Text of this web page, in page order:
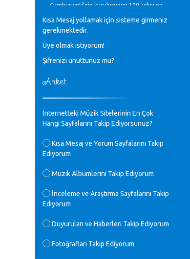
Cumhuriyeti’nin kuruluşunun 100. yılını en
Mavi Nota - 28.10.2023
♪
Müzik Bölümlerinin Eğitim
Gülşah Sargın Kaptaş - 28.10.2023
♪
Mavi Nota - 07.02.2023
♪
30 yıl sonra karşılaşmak çok güzel
Kurtuluş, teveccüh etmişsin çok
verirsen sevinirim, selamlar, sevgiler.
♪
yıllarımda özel radyo yayıncılığı
ödülüne layık görülmüştüm evde yıllar
Kısa Mesaj yollamak için sisteme girmeniz
gerekmektedir.
Üye olmak istiyorum!
Şifrenizi unuttunuz mu?
Anket
İnternetteki Müzik Sitelerinin En Çok
Hangi Sayfalarını Takip Ediyorsunuz?
Kısa Mesaj ve Yorum Sayfalarını Takip
Ediyorum
Müzik Albümlerini Takip Ediyorum
İnceleme ve Araştırma Sayfalarını Takip
Ediyorum
Duyuruları ve Haberleri Takip Ediyorum
Fotoğrafları Takip Ediyorum